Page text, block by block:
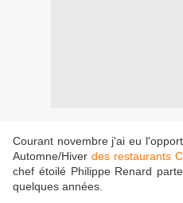
Courant novembre j'ai eu
Automne/Hiver des restaurants
chef étoilé Philippe Renard
quelques années.